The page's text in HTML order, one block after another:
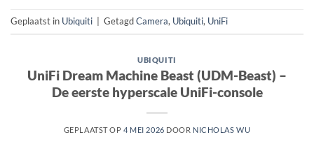
Geplaatst in Ubiquiti GetagdCamera, Ubiquiti, UniFi
UBIQUITI
UniFi Dream Machine Beast (UDM-Beast) –
De eerste hyperscale UniFi-console
GEPLAATST OP4 MEI 2026 DOOR NICHOLAS WU